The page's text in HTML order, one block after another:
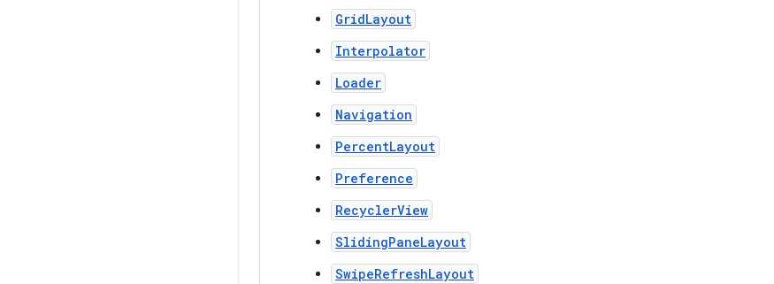
GridLayout
Interpolator
Loader
Navigation
PercentLayout
Preference
RecyclerView
SlidingPaneLayout
SwipeRefreshLayout